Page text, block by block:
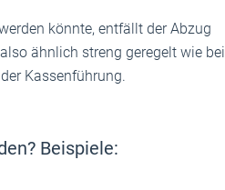
könnte, entfällt der Abzug
ähnlich streng geregelt wie bei
Kassenführung.
Beispiele: